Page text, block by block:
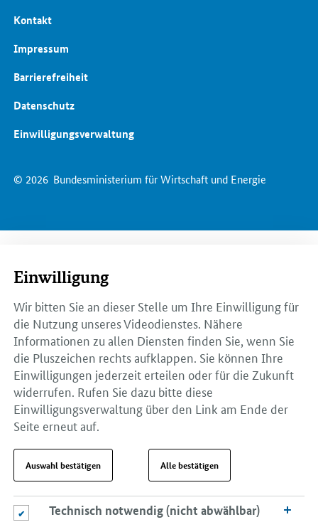
© 2026 Bundesministerium für Wirtschaft und Energie
Kontakt
Impressum
Barrierefreiheit
Datenschutz
Einwilligungsverwaltung
Einwilligung
Wir bitten Sie an dieser Stelle um Ihre Einwilligung für
die Nutzung unseres Videodienstes. Nähere
Informationen zu allen Diensten finden Sie, wenn Sie
die Pluszeichen rechts aufklappen. Sie können Ihre
Einwilligungen jederzeit erteilen oder für die Zukunft
widerrufen. Rufen Sie dazu bitte diese
Einwilligungsverwaltung über den Link am Ende der
Seite erneut auf.
Auswahl bestätigen Alle bestätigen
Technisch notwendig (nicht abwählbar)
Technisch notwendig (nicht abwählbar)